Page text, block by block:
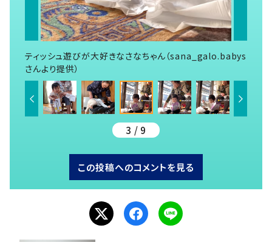
ティッシュ遊びが大好きなさなちゃん（sana_galo.babys
さんより提供）
3 / 9
この投稿へのコメントを見る